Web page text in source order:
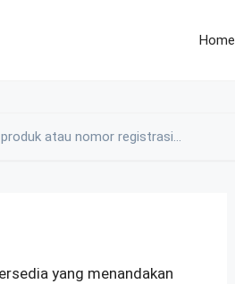
Home
yang menandakan